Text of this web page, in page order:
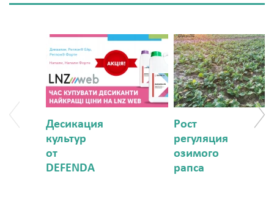
Десикация
культур
от
DEFENDA
Рост
регуляция
озимого
рапса